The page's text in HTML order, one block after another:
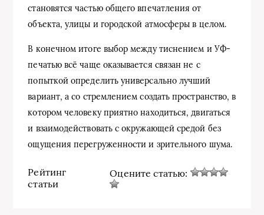
становятся частью общего впечатления от
объекта, улицы и городской атмосферы в целом.
В конечном итоге выбор между тиснением и УФ-
печатью всё чаще оказывается связан не с
попыткой определить универсально лучший
вариант, а со стремлением создать пространство, в
котором человеку приятно находиться, двигаться
и взаимодействовать с окружающей средой без
ощущения перегруженности и зрительного шума.
Рейтинг
статьи
Оцените статью: